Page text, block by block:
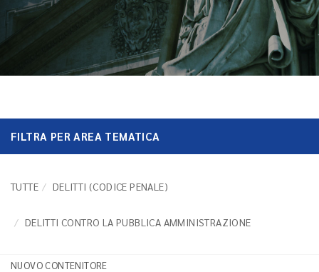
FILTRA PER AREA TEMATICA
TUTTE DELITTI (CODICE PENALE)
DELITTI CONTRO LA PUBBLICA AMMINISTRAZIONE
NUOVO CONTENITORE